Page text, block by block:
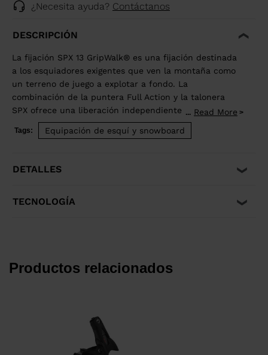
¿Necesita ayuda? Contáctanos
DESCRIPCIÓN
La fijación SPX 13 GripWalk® es una fijación destinada
a los esquiadores exigentes que ven la montaña como
un terreno de juego a explotar a fondo. La
combinación de la puntera Full Action y la talonera
SPX ofrece una liberación independiente del talón
hacia arriba para una liberación más dinámica en caso
de caída, para una seguridad óptima y una excelente
ISO 23223 A.
... Read More
Tags: Equipación de esquí y snowboard
DETALLES
TECNOLOGÍA
Productos relacionados